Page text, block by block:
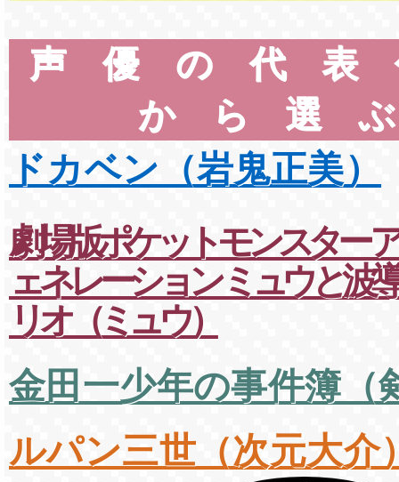
声優の代
から選
ドカベン（岩鬼正美）
劇場版ポケットモンスター
ェネレーション ミュウと波
リオ（ミュウ）
金田一少年の事件簿（
ルパン三世（次元大介